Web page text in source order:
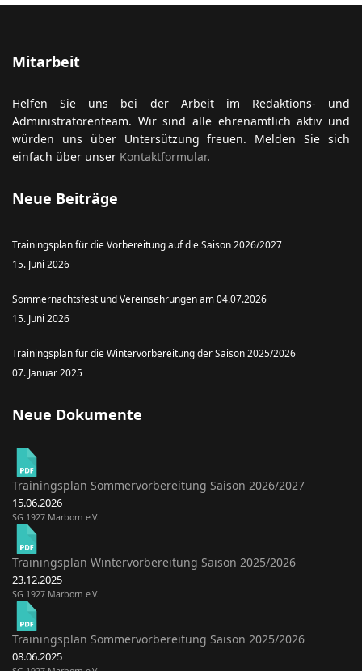
Mitarbeit
Helfen Sie uns bei der Arbeit im Redaktions- und
Administratorenteam. Wir sind alle ehrenamtlich aktiv und
würden uns über Untersützung freuen. Melden Sie sich
einfach über unser Kontaktformular.
Neue Beiträge
Trainingsplan für die Vorbereitung auf die Saison 2026/2027
15. Juni 2026
Sommernachtsfest und Vereinsehrungen am 04.07.2026
15. Juni 2026
Trainingsplan für die Wintervorbereitung der Saison 2025/2026
07. Januar 2025
Neue Dokumente
Trainingsplan Sommervorbereitung Saison 2026/2027
15.06.2026
SG 1927 Marborn e.V.
Trainingsplan Wintervorbereitung Saison 2025/2026
23.12.2025
SG 1927 Marborn e.V.
Trainingsplan Sommervorbereitung Saison 2025/2026
08.06.2025